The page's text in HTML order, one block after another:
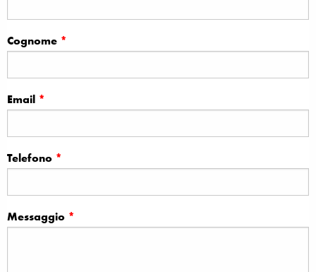
Cognome *
Email *
Telefono *
Messaggio *